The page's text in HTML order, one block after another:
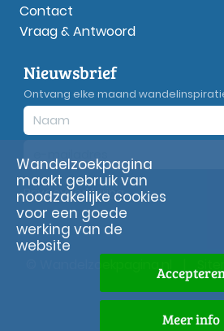
Contact
Vraag & Antwoord
Nieuwsbrief
Ontvang elke maand
Privacyverklaring
© Wandelzoekpagina.nl
Wandelzoekpagina
maakt gebruik van
noodzakelijke cookies
voor een goede
werking van de
website
Meer info